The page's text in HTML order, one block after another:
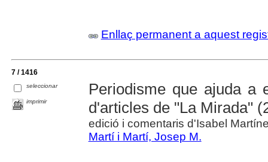
Enllaç permanent a aquest
7 / 1416
seleccionar
imprimir
Periodisme que ajuda a
d'articles de "La Mirada"
edició i comentaris d'Isabel
Martí i Martí, Josep M.